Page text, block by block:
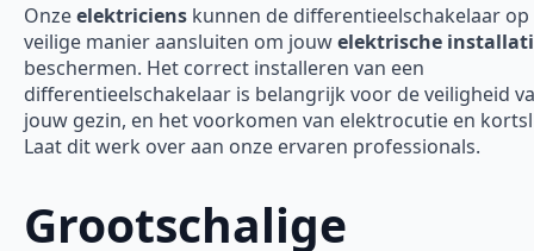
Onzeelektriciens kunnen de differentieelschakelaar op
veilige manier aansluiten om jouwelektrische
beschermen. Het correct installeren van een
differentieelschakelaar is belangrijk voor de veiligheid
jouw gezin, en het voorkomen van elektrocutie en
Laat dit werk over aan onze ervaren professionals.
Grootschalige